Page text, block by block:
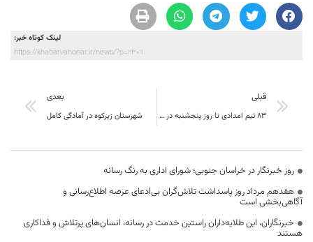
لینک کوتاه خبر:
https://khabarvahonar.ir/news/?p=23011
قبلی
83 تیم امدادی تا روز پنجشنبه در خراسان جنوبی آماده باش هستند
بعدی
شهرستان زیرکوه در آمادگی کامل
روز خبرنگار در خراسان جنوبی؛ شورای اداری به رنگ رسانه
هفدهم مرداد روز پاسداشت تلاش‌گران بی‌ادعای عرصه اطلاع‌رسانی و
آگاهی‌بخشی است
خبرنگاران، این طلایه‌داران راستین خدمت در رسانه، انسان‌های پرتلاش و فداکاری
هستند